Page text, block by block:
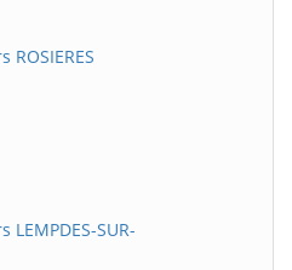
SUR-